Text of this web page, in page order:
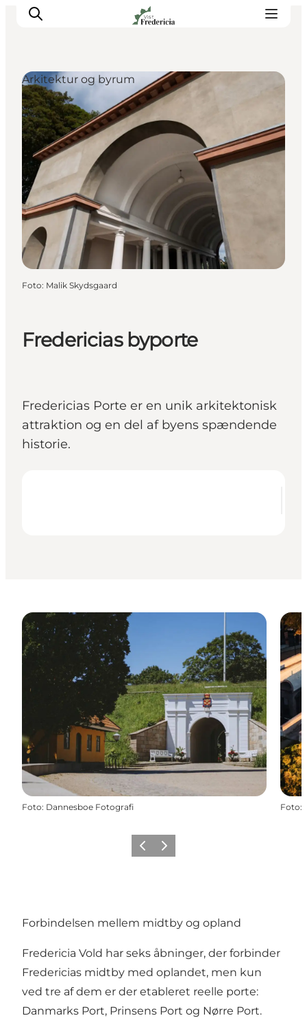
Det sker
Oplevelser
Spisesteder
Overnatning
Planlæg din tur
Book guidet tur
Fredericias byporte
Fredericias Porte er en unik arkitektonisk
attraktion og en del af byens spændende
historie.
Arkitektur og byrum
Foto: Malik Skydsgaard
Foto: Dannesboe Fotografi Foto:
Forrige billede
Næste billede
Forbindelsen mellem midtby og opland
Fredericia Vold har seks åbninger, der forbinder
Fredericias midtby med oplandet, men kun
ved tre af dem er der etableret reelle porte:
Danmarks Port, Prinsens Port og Nørre Port.